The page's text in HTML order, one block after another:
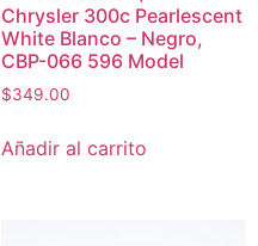
Chrysler 300c Pearlescent
White Blanco – Negro,
CBP-066 596 Model
$349.00
Añadir al carrito